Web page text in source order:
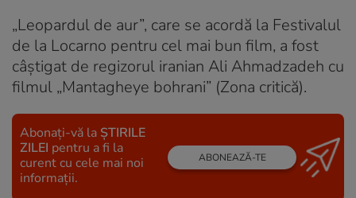
„Leopardul de aur”, care se acordă la Festivalul
de la Locarno pentru cel mai bun film, a fost
câștigat de regizorul iranian Ali Ahmadzadeh cu
filmul „Mantagheye bohrani” (Zona critică).
Abonați-vă la ȘTIRILE
ZILEI pentru a fi la
curent cu cele mai noi
informații.
ABONEAZĂ-TE